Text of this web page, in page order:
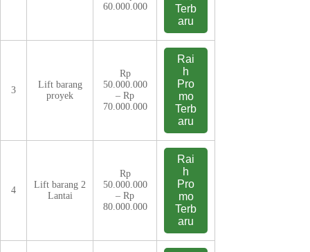
60.000.000
Terb
aru
3
Lift barang
proyek
Rp
50.000.000
– Rp
70.000.000
Rai
h
Pro
mo
Terb
aru
4
Lift barang 2
Lantai
Rp
50.000.000
– Rp
80.000.000
Rai
h
Pro
mo
Terb
aru